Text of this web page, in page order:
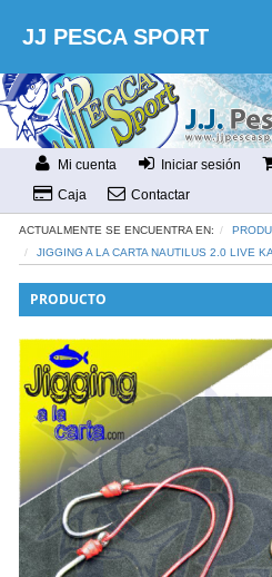
JJ PESCA SPORT
Mi cuenta Iniciar sesión
Caja
Contactar
ACTUALMENTE SE ENCUENTRA EN:
JIGGING A LA CARTA NAUTILUS 2.0 LIVE
PRODUCTO